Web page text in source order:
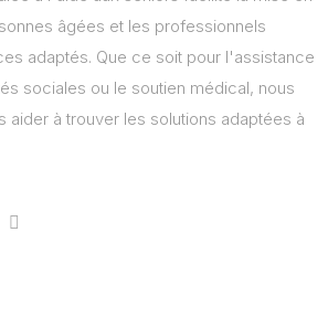
âgées et les professionnels
adaptés. Que ce soit pour l'assistance
sociales ou le soutien médical, nous
aider à trouver les solutions adaptées à